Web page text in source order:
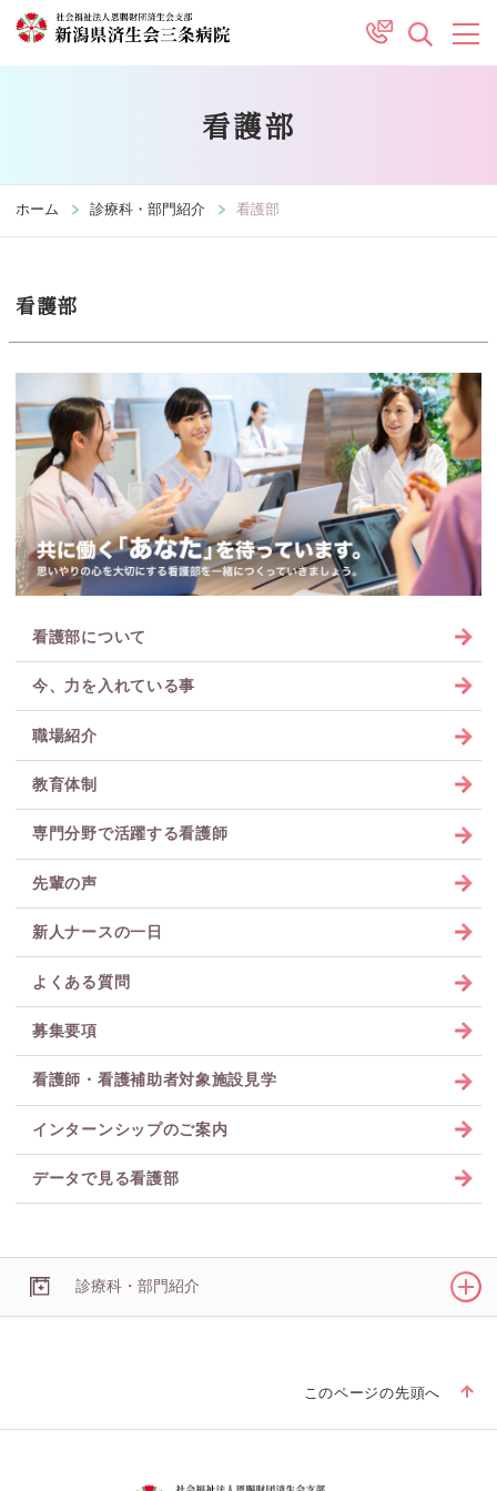
看護部
ホーム 診療科・部門紹介 看護部
診療科・部門紹介
看護部
看護部について
今、力を入れている事
職場紹介
教育体制
専門分野で活躍する看護師
先輩の声
新人ナースの一日
よくある質問
募集要項
看護師・看護補助者対象施設見学
インターンシップのご案内
データで見る看護部
このページの先頭へ